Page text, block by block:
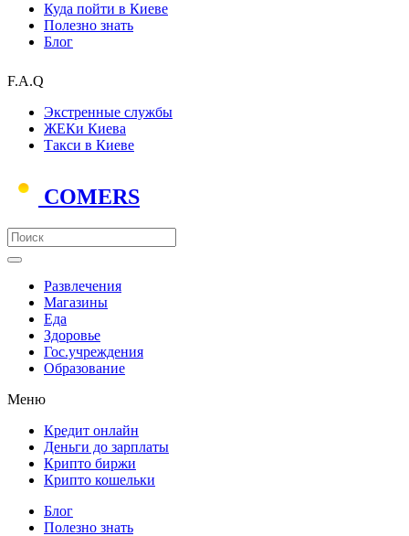
Куда пойти в Киеве
Полезно знать
Блог
F.A.Q
Экстренные службы
ЖЕКи Киева
Такси в Киеве
COMERS
Развлечения
Магазины
Еда
Здоровье
Гос.учреждения
Образование
Меню
Кредит онлайн
Деньги до зарплаты
Крипто биржи
Крипто кошельки
Блог
Полезно знать